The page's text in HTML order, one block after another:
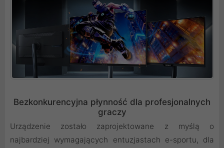
Bezkonkurencyjna płynność dla profesjonalnych
graczy
Urządzenie zostało zaprojektowane z myślą o
najbardziej wymagających entuzjastach e-sportu, dla